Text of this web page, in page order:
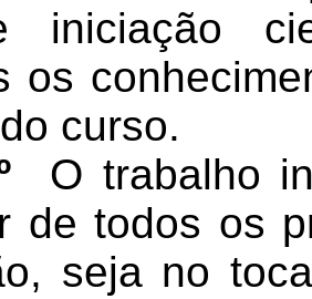
iniciação
os
curso.
O trabalho
de todos os
seja no